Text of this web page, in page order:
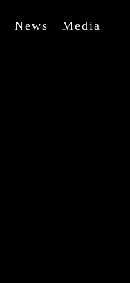
News Media